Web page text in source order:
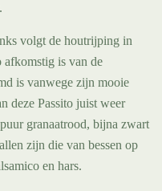
volgt de houtrijping in
afkomstig is van de
is vanwege zijn mooie
deze Passito juist weer
granaatrood, bijna zwart
zijn die van bessen op
en hars.